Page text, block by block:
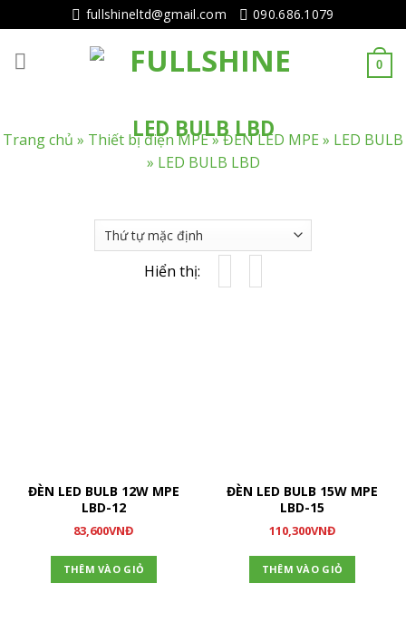
tục
tới
fullshineltd@gmail.com 090.686.1079
0
LED BULB LBD
Trang chủ » Thiết bị điện MPE»ĐÈN LED MPE » LED BULB
» LED BULB LBD
Hiển thị:
ĐÈN LED BULB 12W MPE
LBD-12
83,600VNĐ
THÊM VÀO GIỎ
ĐÈN LED BULB 15W MPE
LBD-15
110,300VNĐ
THÊM VÀO GIỎ